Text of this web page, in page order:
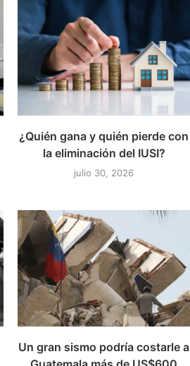
¿Quién gana y quién pierde con
la eliminación del IUSI?
julio 30, 2026
Un gran sismo podría costarle a